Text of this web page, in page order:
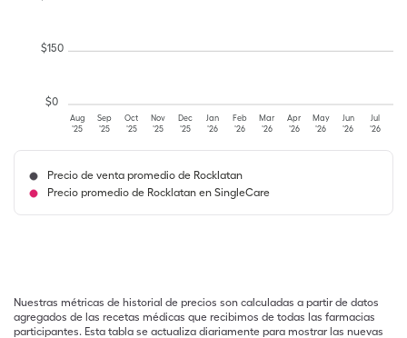
Aug
'25
Sep
'25
Oct
'25
Nov
'25
Dec
'25
Jan
'26
Feb
'26
Mar
'26
Apr
'26
May
'26
Jun
'26
Jul
'26
$0
$150
Precio de venta promedio de Rocklatan
Precio promedio de Rocklatan en SingleCare
Nuestras métricas de historial de precios son calculadas a partir de datos
agregados de las recetas médicas que recibimos de todas las farmacias
participantes. Esta tabla se actualiza diariamente para mostrar las nuevas